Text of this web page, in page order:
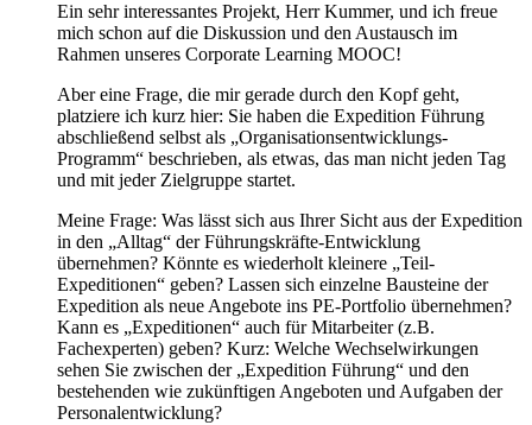
Ein sehr interessantes Projekt, Herr Kummer, und ich freue
mich schon auf die Diskussion und den Austausch im
Rahmen unseres Corporate Learning MOOC!
Aber eine Frage, die mir gerade durch den Kopf geht,
platziere ich kurz hier: Sie haben die Expedition Führung
abschließend selbst als „Organisationsentwicklungs-
Programm“ beschrieben, als etwas, das man nicht jeden Tag
und mit jeder Zielgruppe startet.
Meine Frage: Was lässt sich aus Ihrer Sicht aus der Expedition
in den „Alltag“ der Führungskräfte-Entwicklung
übernehmen? Könnte es wiederholt kleinere „Teil-
Expeditionen“ geben? Lassen sich einzelne Bausteine der
Expedition als neue Angebote ins PE-Portfolio übernehmen?
Kann es „Expeditionen“ auch für Mitarbeiter (z.B.
Fachexperten) geben? Kurz: Welche Wechselwirkungen
sehen Sie zwischen der „Expedition Führung“ und den
bestehenden wie zukünftigen Angeboten und Aufgaben der
Personalentwicklung?